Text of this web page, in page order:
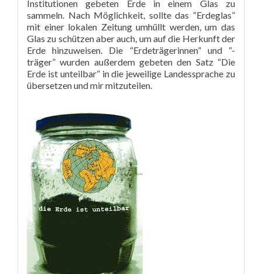
Institutionen gebeten Erde in einem Glas zu
sammeln. Nach Möglichkeit, sollte das “Erdeglas”
mit einer lokalen Zeitung umhüllt werden, um das
Glas zu schützen aber auch, um auf die Herkunft der
Erde hinzuweisen. Die “Erdeträgerinnen” und “-
träger” wurden außerdem gebeten den Satz “Die
Erde ist unteilbar” in die jeweilige Landessprache zu
übersetzen und mir mitzuteilen.